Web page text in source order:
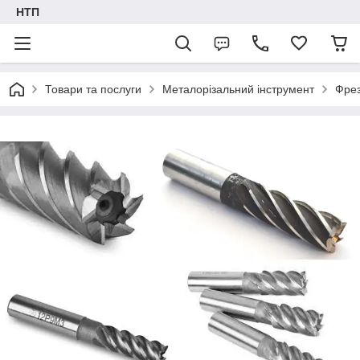
НТП
Товари та послуги Металорізальний інструмент